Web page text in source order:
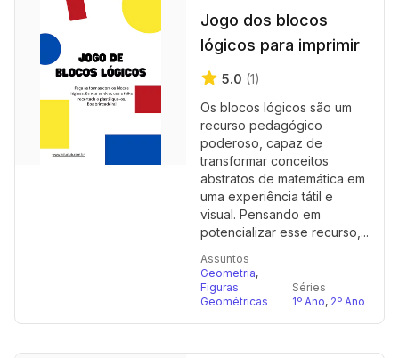
Jogo dos blocos
lógicos para imprimir
5.0 (1)
Os blocos lógicos são um
recurso pedagógico
poderoso, capaz de
transformar conceitos
abstratos de matemática em
uma experiência tátil e
visual. Pensando em
potencializar esse recurso,...
Assuntos
Geometria,
Figuras
Geométricas
Séries
1º Ano, 2º Ano